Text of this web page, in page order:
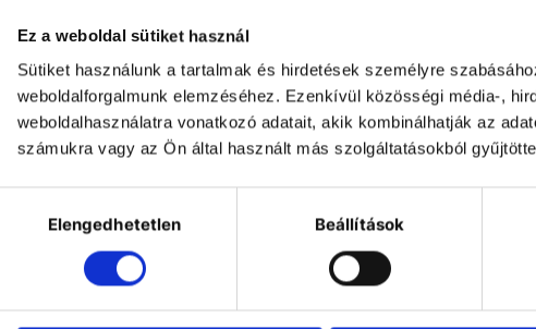
Ez a weboldal sütiket használ
Sütiket használunk a tartalmak és hirdetések személyre
weboldalforgalmunk elemzéséhez. Ezenkívül közösségi média-,
weboldalhasználatra vonatkozó adatait, akik kombinálhatják az
számukra vagy az Ön által használt más szolgáltatásokból
kiválasztásaElengedhetetlen Beállítások
•
•
•
•
•
•
•
•
•